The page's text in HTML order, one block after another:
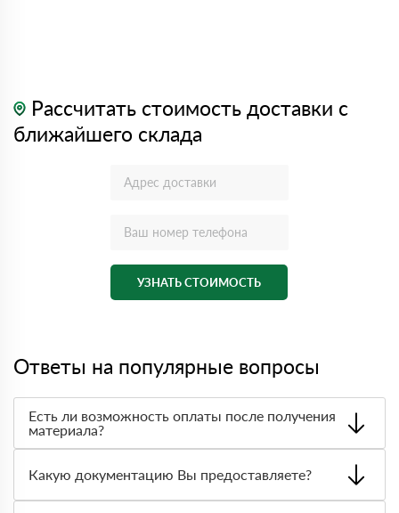
Рассчитать стоимость доставки с
ближайшего склада
УЗНАТЬ СТОИМОСТЬ
Ответы на популярные вопросы
Есть ли возможность оплаты после получения
материала?
оплата по факту получения товара. При этом, если
доставленный товар был ненадлежащего качества, то
Вы вправе от него отказаться.
Какую документацию Вы предоставляете?